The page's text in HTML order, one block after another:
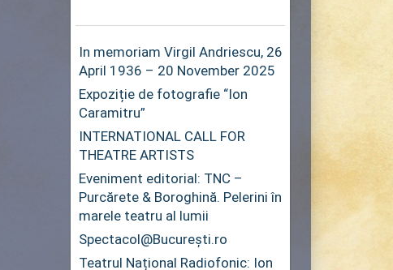
In memoriam Virgil Andriescu, 26
April 1936 – 20 November 2025
Expoziție de fotografie “Ion
Caramitru”
INTERNATIONAL CALL FOR
THEATRE ARTISTS
Eveniment editorial: TNC –
Purcărete & Boroghină. Pelerini în
marele teatru al lumii
Spectacol@București.ro
Teatrul Național Radiofonic: Ion